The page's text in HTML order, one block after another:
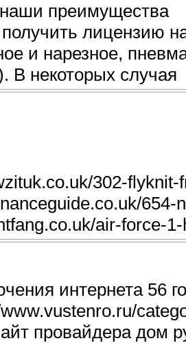
преимущества
лицензию
и нарезное,
В некоторых случая
302-
air-force-
интернета 56
провайдера дом